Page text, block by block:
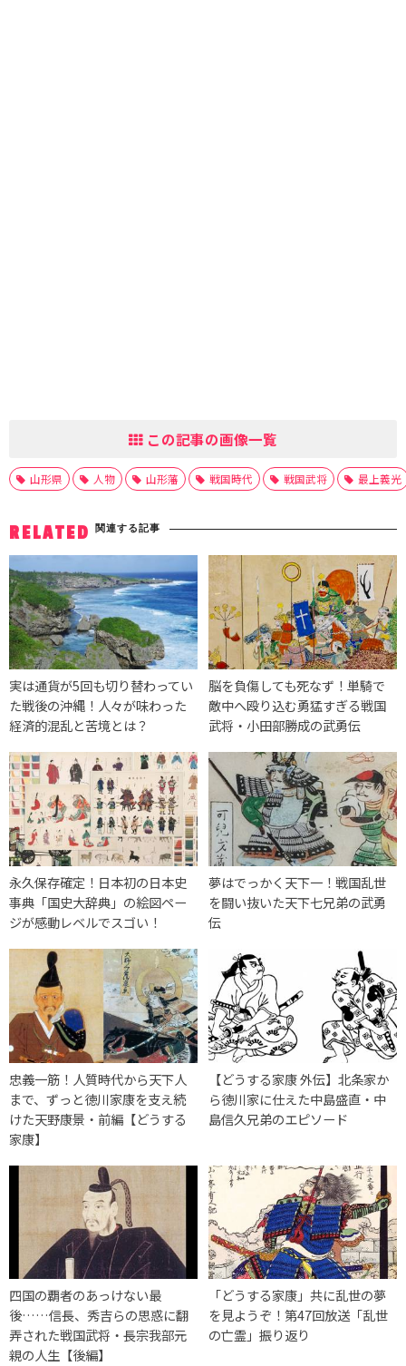
この記事の画像一覧
山形県 人物 山形藩 戦国時代 戦国武将 最上義光
RELATED 関連する記事
実は通貨が5回も切り替わってい
た戦後の沖縄！人々が味わった
経済的混乱と苦境とは？
脳を負傷しても死なず！単騎で
敵中へ殴り込む勇猛すぎる戦国
武将・小田部勝成の武勇伝
永久保存確定！日本初の日本史
事典「国史大辞典」の絵図ペー
ジが感動レベルでスゴい！
夢はでっかく天下一！戦国乱世
を闘い抜いた天下七兄弟の武勇
伝
忠義一筋！人質時代から天下人
まで、ずっと徳川家康を支え続
けた天野康景・前編【どうする
家康】
【どうする家康 外伝】北条家か
ら徳川家に仕えた中島盛直・中
島信久兄弟のエピソード
四国の覇者のあっけない最
後……信長、秀吉らの思惑に翻
弄された戦国武将・長宗我部元
親の人生【後編】
「どうする家康」共に乱世の夢
を見ようぞ！第47回放送「乱世
の亡霊」振り返り